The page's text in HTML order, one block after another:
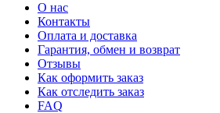
О нас
Контакты
Оплата и доставка
Гарантия, обмен и возврат
Отзывы
Как оформить заказ
Как отследить заказ
FAQ